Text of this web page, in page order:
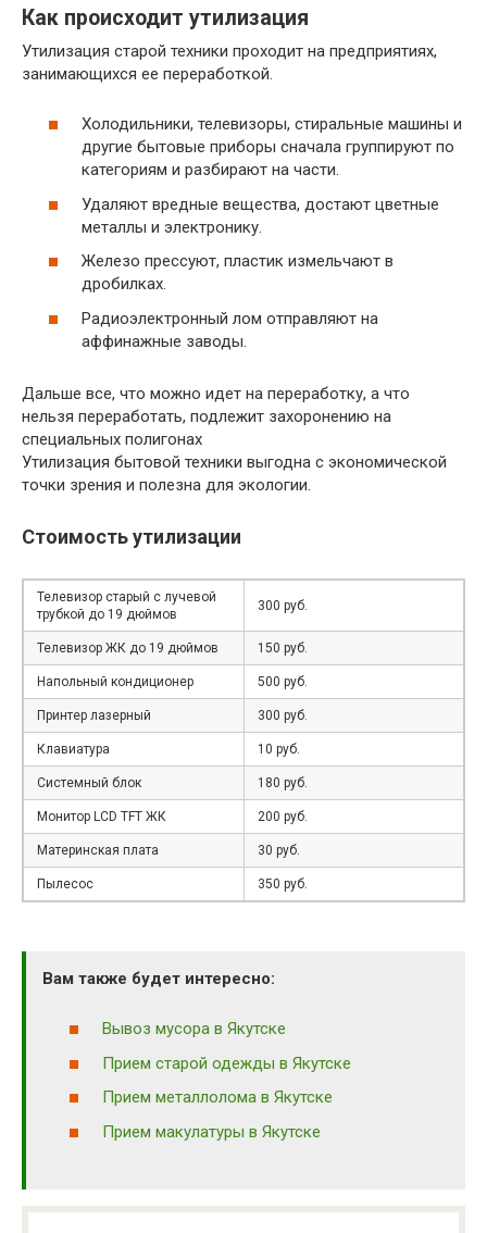
Как происходит утилизация
Утилизация старой техники проходит на предприятиях,
занимающихся ее переработкой.
Холодильники, телевизоры, стиральные машины и
другие бытовые приборы сначала группируют по
категориям и разбирают на части.
Удаляют вредные вещества, достают цветные
металлы и электронику.
Железо прессуют, пластик измельчают в
дробилках.
Радиоэлектронный лом отправляют на
аффинажные заводы.
Дальше все, что можно идет на переработку, а что
нельзя переработать, подлежит захоронению на
специальных полигонах
Утилизация бытовой техники выгодна с экономической
точки зрения и полезна для экологии.
Стоимость утилизации
Телевизор старый с лучевой
трубкой до 19 дюймов
300 руб.
Телевизор ЖК до 19 дюймов 150 руб.
Напольный кондиционер 500 руб.
Принтер лазерный 300 руб.
Клавиатура 10 руб.
Системный блок 180 руб.
Монитор LCD TFT ЖК 200 руб.
Материнская плата 30 руб.
Пылесос 350 руб.
Вам также будет интересно:
Вывоз мусора в Якутске
Прием старой одежды в Якутске
Прием металлолома в Якутске
Прием макулатуры в Якутске